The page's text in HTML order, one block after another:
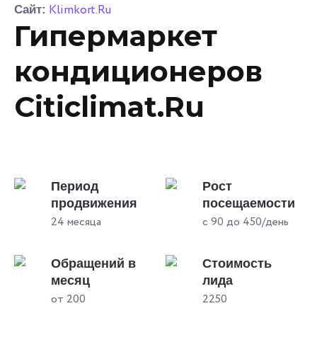
Сайт: Klimkort.Ru
Гипермаркет
кондиционеров
Citiclimat.Ru
Период
продвижения
24 месяца
Рост
посещаемости
с 90 до 450/день
Обращений в
месяц
от 200
Стоимость
лида
2250